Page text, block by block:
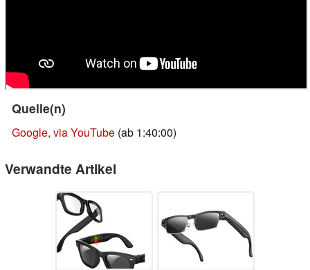
Quelle(n)
Google, via YouTube (ab 1:40:00)
Verwandte Artikel